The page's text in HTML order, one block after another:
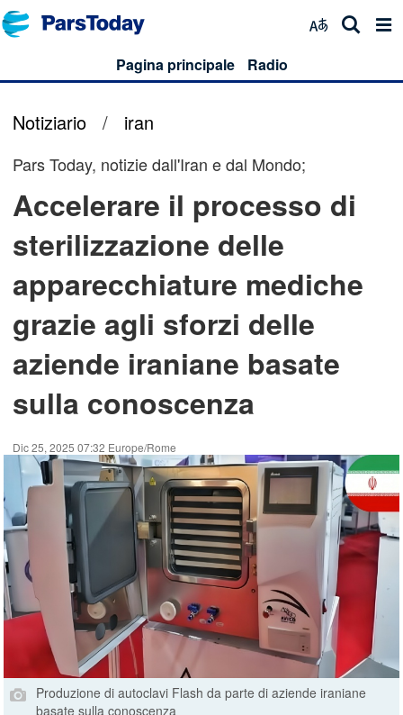
Pagina principale Radio
Notiziario / iran
Pars Today, notizie dall'Iran e dal Mondo;
Accelerare il processo di
sterilizzazione delle
apparecchiature mediche
grazie agli sforzi delle
aziende iraniane basate
sulla conoscenza
Dic 25, 2025 07:32 Europe/Rome
Produzione di autoclavi Flash da parte di aziende iraniane
basate sulla conoscenza